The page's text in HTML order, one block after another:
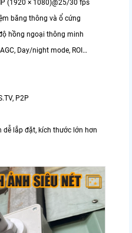
(1920 × 1080)@25/30 fps
băng thông và ổ cứng
hồng ngoại thông minh
AGC, Day/night mode, ROI…
P2P
dễ lắp đặt, kích thước lớn hơn